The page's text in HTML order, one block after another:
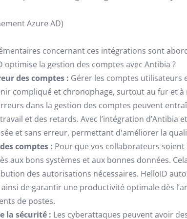
Azure AD)
concernant ces intégrations sont
optimise la gestion des comptes avec Antibia ?
des comptes : Gérer les comptes utilisateurs
compliqué et chronophage, surtout au fur et
dans la gestion des comptes peuvent
et des retards. Avec l’intégration d’Antibia
et sans erreur, permettant d'améliorer la
comptes : Pour que vos collaborateurs
aux bons systèmes et aux bonnes données.
des autorisations nécessaires. HelloID
de garantir une productivité optimale dès
de postes.
la sécurité : Les cyberattaques peuvent avoir